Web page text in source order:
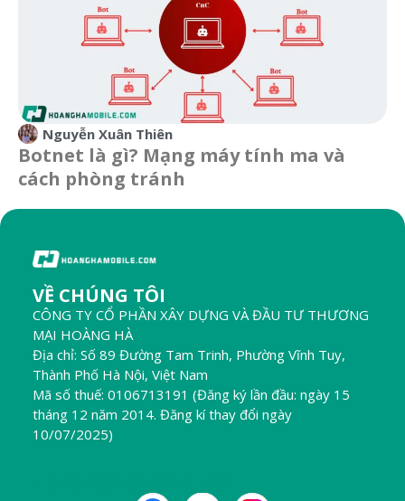
Nguyễn Xuân Thiên
Botnet là gì? Mạng máy tính ma và
cách phòng tránh
VỀ CHÚNG TÔI
CÔNG TY CỔ PHẦN XÂY DỰNG VÀ ĐẦU TƯ THƯƠNG
MẠI HOÀNG HÀ
Địa chỉ: Số 89 Đường Tam Trinh, Phường Vĩnh Tuy,
Thành Phố Hà Nội, Việt Nam
Mã số thuế: 0106713191 (Đăng ký lần đầu: ngày 15
tháng 12 năm 2014. Đăng kí thay đổi ngày
10/07/2025)